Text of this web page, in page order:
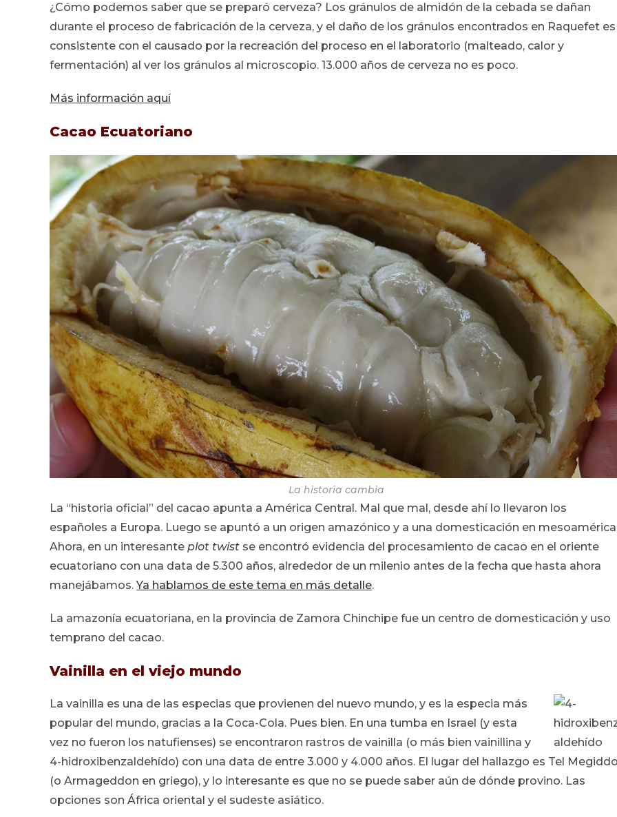
¿Cómo podemos saber que se preparó cerveza? Los gránulos de almidón de la cebada se dañan
durante el proceso de fabricación de la cerveza, y el daño de los gránulos encontrados en Raquefet es
consistente con el causado por la recreación del proceso en el laboratorio (malteado, calor y
fermentación) al ver los gránulos al microscopio. 13.000 años de cerveza no es poco.
Más información aquí
Cacao Ecuatoriano
La historia cambia
La “historia oficial” del cacao apunta a América Central. Mal que mal, desde ahí lo llevaron los
españoles a Europa. Luego se apuntó a un origen amazónico y a una domesticación en
Ahora, en un interesante plot twist se encontró evidencia del procesamiento de cacao en el oriente
ecuatoriano con una data de 5.300 años, alrededor de un milenio antes de la fecha que hasta ahora
manejábamos.Ya hablamos de este tema en más detalle.
La amazonía ecuatoriana, en la provincia de Zamora Chinchipe fue un centro de domesticación y uso
temprano del cacao.
Vainilla en el viejo mundo
La vainilla es una de las especias que provienen del nuevo mundo, y es la especia más
popular del mundo, gracias a la Coca-Cola. Pues bien. En una tumba en Israel (y esta
vez no fueron los natufienses) se encontraron rastros de vainilla (o más bien vainillina y
4-hidroxibenzaldehído) con una data de entre 3.000 y 4.000 años. El lugar del hallazgo es Tel
(o Armageddon en griego), y lo interesante es que no se puede saber aún de dónde provino. Las
opciones son África oriental y el sudeste asiático.